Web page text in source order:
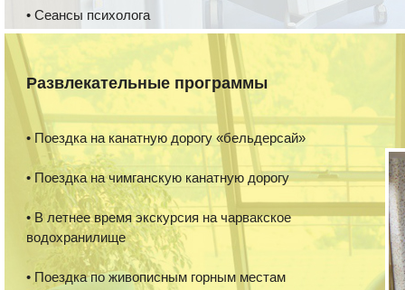
• Сеансы психолога
Развлекательные программы
• Поездка на канатную дорогу «бельдерсай»
• Поездка на чимганскую канатную дорогу
• В летнее время экскурсия на чарвакское
водохранилище
• Поездка по живописным горным местам